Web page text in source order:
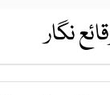
نگار